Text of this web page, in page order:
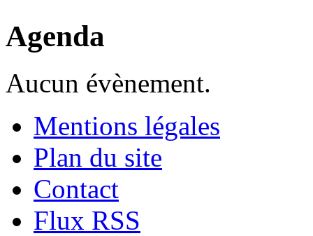
Agenda
Aucun évènement.
Mentions légales
Plan du site
Contact
Flux RSS